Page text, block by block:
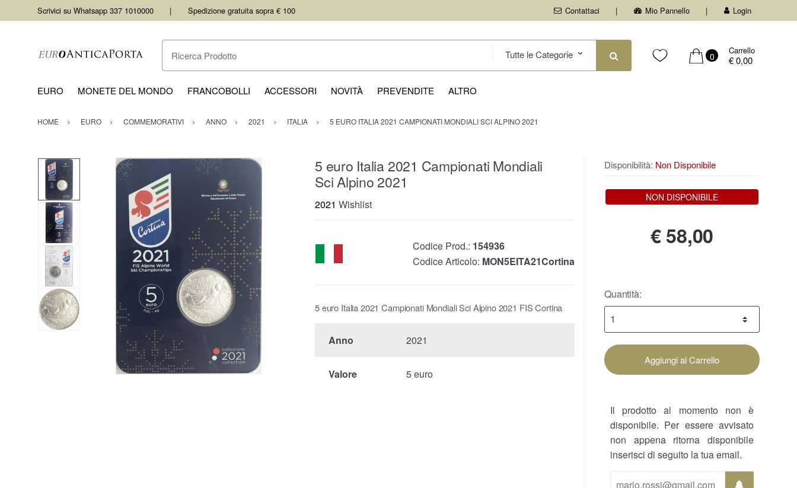
Scrivici su Whatsapp 337 1010000 Spedizione gratuita sopra € 100 Contattaci Mio Pannello Login
Ricerca Prodotto
0
Carrello
€ 0,00
EURO MONETE DEL MONDO FRANCOBOLLI ACCESSORI NOVITÀ PREVENDITE ALTRO
HOME EURO COMMEMORATIVI ANNO 2021 ITALIA 5 EURO ITALIA 2021 CAMPIONATI MONDIALI SCI ALPINO 2021
5 euro Italia 2021 Campionati Mondiali
Sci Alpino 2021
2021 Wishlist
Codice Prod.: 154936
Codice Articolo: MON5EITA21Cortina
5 euro Italia 2021 Campionati Mondiali Sci Alpino 2021 FIS Cortina
Anno 2021
Valore 5 euro
Disponibilità: Non Disponibile
NON DISPONIBILE
€58,00
Quantità:
Aggiungi al Carrello
Il prodotto al momento non è
disponibile. Per essere avvisato
non appena ritorna disponibile
inserisci di seguito la tua email.